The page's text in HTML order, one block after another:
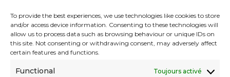
To provide the best experiences, we use technologies like cookies to store
and/or access device information. Consenting to these technologies will
allow us to process data such as browsing behaviour or unique IDs on
this site. Not consenting or withdrawing consent, may adversely affect
certain features and functions.
Functional Toujours activé
Téléphone :+32 2 588 10 20
Email :contact@niskaa.com